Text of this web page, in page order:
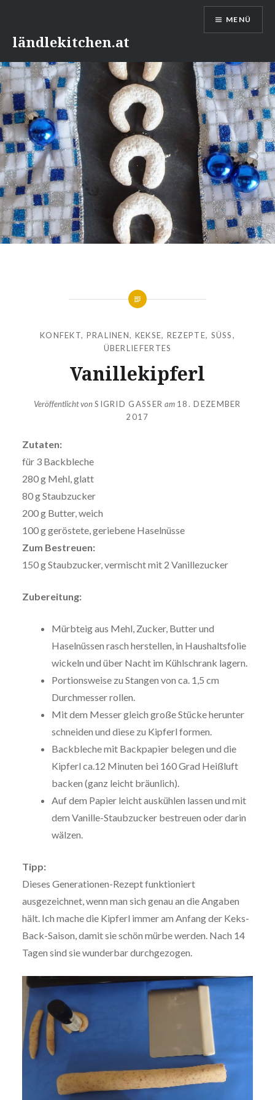
Inhaltländlekitchen.at
MENÜ
KONFEKT, PRALINEN, KEKSE, REZEPTE, SÜSS ,
ÜBERLIEFERTES
Vanillekipferl
Veröffentlicht vonSIGRID GASSER am 18. DEZEMBER
2017
Zutaten:
für 3 Backbleche
280 g Mehl, glatt
80 g Staubzucker
200 g Butter, weich
100 g geröstete, geriebene Haselnüsse
Zum Bestreuen:
150 g Staubzucker, vermischt mit 2 Vanillezucker
Zubereitung:
Mürbteig aus Mehl, Zucker, Butter und
Haselnüssen rasch herstellen, in Haushaltsfolie
wickeln und über Nacht im Kühlschrank lagern.
Portionsweise zu Stangen von ca. 1,5 cm
Durchmesser rollen.
Mit dem Messer gleich große Stücke herunter
schneiden und diese zu Kipferl formen.
Backbleche mit Backpapier belegen und die
Kipferl ca.12 Minuten bei 160 Grad Heißluft
backen (ganz leicht bräunlich).
Auf dem Papier leicht auskühlen lassen und mit
dem Vanille-Staubzucker bestreuen oder darin
wälzen.
Tipp:
Dieses Generationen-Rezept funktioniert
ausgezeichnet, wenn man sich genau an die Angaben
hält. Ich mache die Kipferl immer am Anfang der Keks-
Back-Saison, damit sie schön mürbe werden. Nach 14
Tagen sind sie wunderbar durchgezogen.